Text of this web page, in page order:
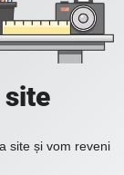
site
site și vom reveni